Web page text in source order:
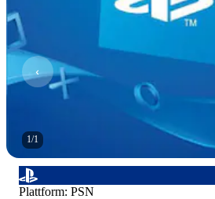
1/1
Plattform: PSN